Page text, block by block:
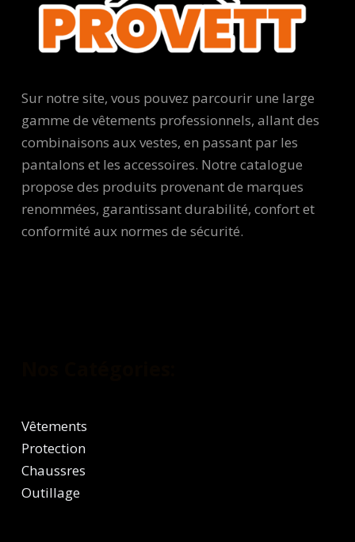
Sur notre site, vous pouvez parcourir une large
gamme de vêtements professionnels, allant des
combinaisons aux vestes, en passant par les
pantalons et les accessoires. Notre catalogue
propose des produits provenant de marques
renommées, garantissant durabilité, confort et
conformité aux normes de sécurité.
Vêtements
Protection
Chaussres
Outillage